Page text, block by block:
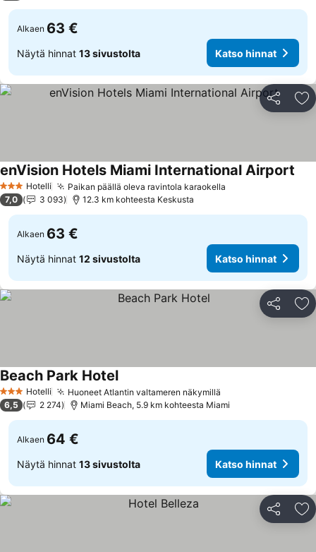
Alkaen 63 €
Näytä hinnat 13 sivustolta Katso hinnat
Jaa
3 Tähtiluokitus
Hotelli Paikan päällä oleva ravintola karaokella
enVision Hotels Miami International Airport
7,0 3 093 12.3 km kohteesta Keskusta
Alkaen 63 €
Näytä hinnat 12 sivustolta Katso hinnat
Jaa
3 Tähtiluokitus
Hotelli Huoneet Atlantin valtameren näkymillä
Beach Park HotelKatso hinnat
6,5 2 274 Miami Beach, 5.9 km kohteesta Miami
Alkaen 64 €
Näytä hinnat 13 sivustolta Katso hinnat
Jaa